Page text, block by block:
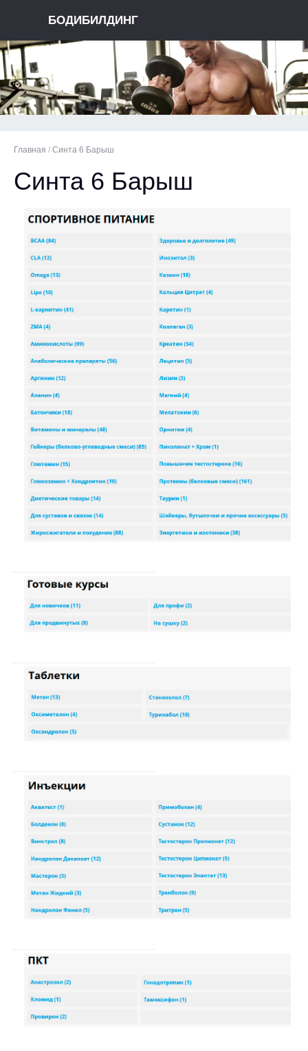
БОДИБИЛДИНГ
Главная / Синта 6 Барыш
Синта 6 Барыш